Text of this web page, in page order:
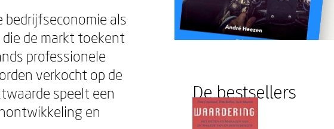
bedrijfseconomie als
de markt toekent
professionele
verkocht op de
speelt een
en
De bestsellers